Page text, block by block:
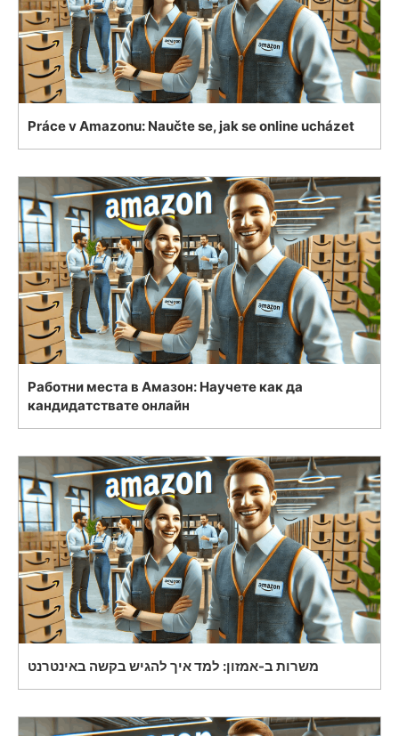
Práce v Amazonu: Naučte se, jak se online ucházet
Работни места в Амазон: Научете как да
кандидатствате онлайн
משרות ב-אמזון: למד איך להגיש בקשה באינטרנט